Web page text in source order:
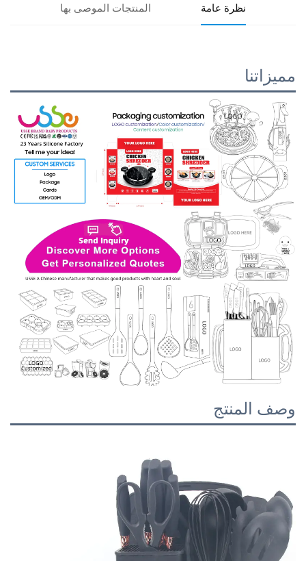
نظرة عامة المنتجات الموصى بها
مميزاتنا
وصف المنتج